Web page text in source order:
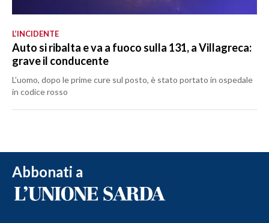
L’INCIDENTE
Auto si ribalta e va a fuoco sulla 131, a Villagreca:
grave il conducente
L’uomo, dopo le prime cure sul posto, è stato portato in ospedale
in codice rosso
Abbonati a